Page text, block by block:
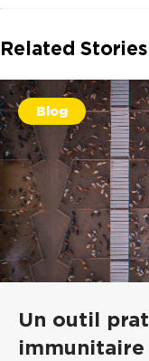
Related Stories
Blog
Un outil